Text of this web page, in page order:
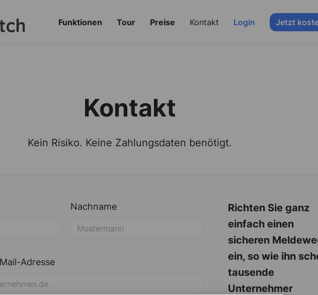
Funktionen Tour Preise Kontakt Login Jetzt
Kontakt
Kein Risiko. Keine Zahlungsdaten benötigt.
Nachname
Adresse
Richten Sie ganz
einfach einen
sicheren
ein, so wie ihn
tausende
Unternehmer